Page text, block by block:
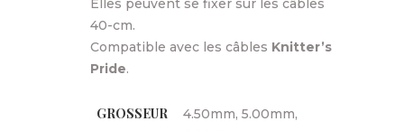
Elles peuvent se fixer sur les câbles
40-cm.
Compatible avec les câbles Knitter’s
Pride.
GROSSEUR
4.50mm, 5.00mm,